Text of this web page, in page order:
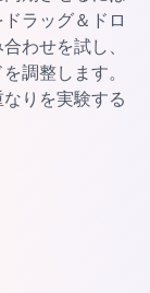
ラッグ＆ドロ
わせを試し、
調整します。
りを実験する